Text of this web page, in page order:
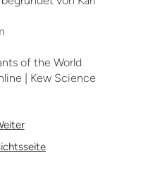
of the World
| Kew Science